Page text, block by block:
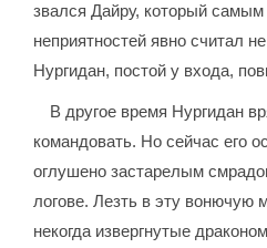
звался Дайру, который
неприятностей явно считал
Нургидан, постой у входа,
В другое время Нургидан
командовать. Но сейчас его
оглушено застарелым
логове. Лезть в эту вонючую
некогда извергнутые